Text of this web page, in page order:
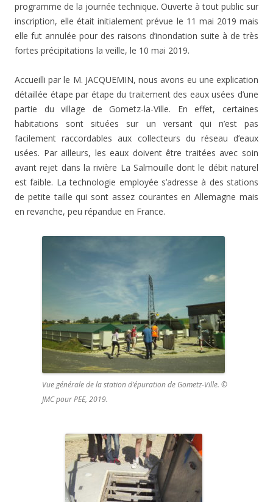
programme de la journée technique. Ouverte à tout public sur
inscription, elle était initialement prévue le 11 mai 2019 mais
elle fut annulée pour des raisons d’inondation suite à de très
fortes précipitations la veille, le 10 mai 2019.
Accueilli par le M. JACQUEMIN, nous avons eu une explication
détaillée étape par étape du traitement des eaux usées d’une
partie du village de Gometz-la-Ville. En effet, certaines
habitations sont situées sur un versant qui n’est pas
facilement raccordables aux collecteurs du réseau d’eaux
usées. Par ailleurs, les eaux doivent être traitées avec soin
avant rejet dans la rivière La Salmouille dont le débit naturel
est faible. La technologie employée s’adresse à des stations
de petite taille qui sont assez courantes en Allemagne mais
en revanche, peu répandue en France.
Vue générale de la station d’épuration de Gometz-Ville. ©
JMC pour PEE, 2019.